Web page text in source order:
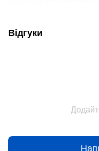
Відгуки